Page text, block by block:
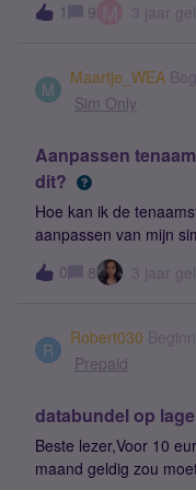
bundels.Dan m ogen
gezet maar het werkt
ontvangen.Ik kan
mij bellen. Ik wacht al
telefoonnummer,
van het nieuw
sturen.
1 9 3 jaar
M
Maartje_WEA
Sim Only
Aanpassen
dit?
Hoe kan ik de
aanpassen van mijn
0
8 3 jaar
R
Robert030
Prepaid
databundel op
Beste lezer,Voor 10
maand geldig zou